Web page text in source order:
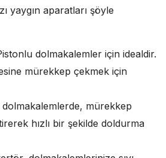
yaygın aparatları şöyle
dolmakalemler için idealdir.
mürekkep çekmek için
mürekkep
hızlı bir şekilde doldurma